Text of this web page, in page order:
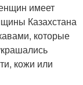
имеет
Казахстана
которые
кожи или